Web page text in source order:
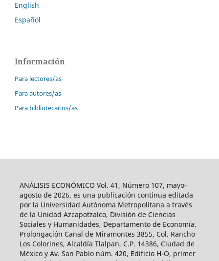
English
Español
Información
Para lectores/as
Para autores/as
Para bibliotecarios/as
ANÁLISIS ECONÓMICO Vol. 41, Número 107, mayo-
agosto de 2026, es una publicación continua editada
por la Universidad Autónoma Metropolitana a través
de la Unidad Azcapotzalco, División de Ciencias
Sociales y Humanidades, Departamento de Economía.
Prolongación Canal de Miramontes 3855, Col. Rancho
Los Colorines, Alcaldía Tlalpan, C.P. 14386, Ciudad de
México y Av. San Pablo núm. 420, Edificio H-O, primer